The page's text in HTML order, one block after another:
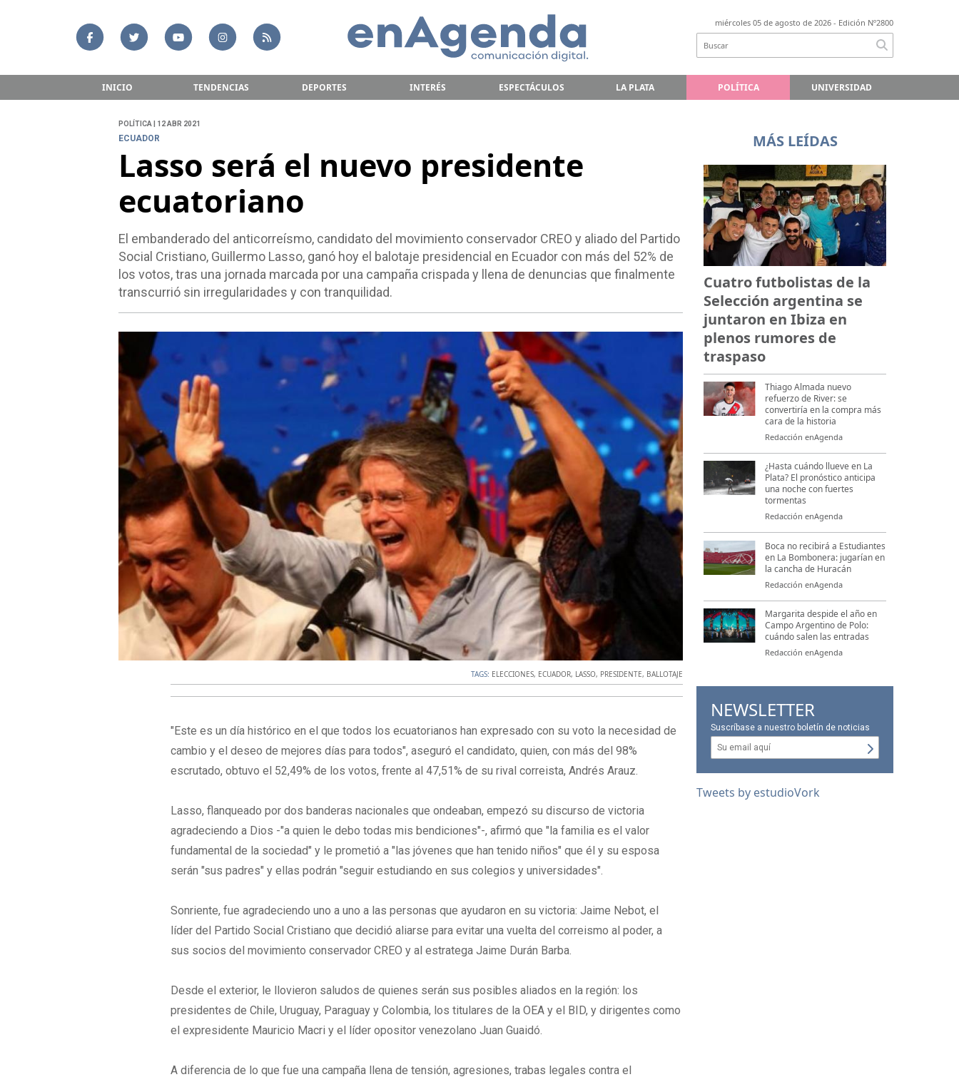
miércoles 05 de agosto de 2026 - Edición Nº2800
INICIO TENDENCIAS DEPORTES INTERÉS ESPECTÁCULOS LA PLATA POLÍTICA UNIVERSIDAD
POLÍTICA | 12 ABR 2021
ECUADOR
Lasso será el nuevo presidente
ecuatoriano
El embanderado del anticorreísmo, candidato del movimiento conservador CREO y aliado del Partido
Social Cristiano, Guillermo Lasso, ganó hoy el balotaje presidencial en Ecuador con más del 52% de
los votos, tras una jornada marcada por una campaña crispada y llena de denuncias que finalmente
transcurrió sin irregularidades y con tranquilidad.
TAGS: ELECCIONES, ECUADOR, LASSO, PRESIDENTE, BALLOTAJE
"Este es un día histórico en el que todos los ecuatorianos han expresado con su voto la necesidad de
cambio y el deseo de mejores días para todos", aseguró el candidato, quien, con más del 98%
escrutado, obtuvo el 52,49% de los votos, frente al 47,51% de su rival correista, Andrés Arauz.
Lasso, flanqueado por dos banderas nacionales que ondeaban, empezó su discurso de victoria
agradeciendo a Dios -"a quien le debo todas mis bendiciones"-, afirmó que "la familia es el valor
fundamental de la sociedad" y le prometió a "las jóvenes que han tenido niños" que él y su esposa
serán "sus padres" y ellas podrán "seguir estudiando en sus colegios y universidades".
Sonriente, fue agradeciendo uno a uno a las personas que ayudaron en su victoria: Jaime Nebot, el
líder del Partido Social Cristiano que decidió aliarse para evitar una vuelta del correismo al poder, a
sus socios del movimiento conservador CREO y al estratega Jaime Durán Barba.
Desde el exterior, le llovieron saludos de quienes serán sus posibles aliados en la región: los
presidentes de Chile, Uruguay, Paraguay y Colombia, los titulares de la OEA y el BID, y dirigentes como
el expresidente Mauricio Macri y el líder opositor venezolano Juan Guaidó.
A diferencia de lo que fue una campaña llena de tensión, agresiones, trabas legales contra el
MÁS LEÍDAS
Cuatro futbolistas de la
Selección argentina se
juntaron en Ibiza en
plenos rumores de
traspaso
Thiago Almada nuevo
refuerzo de River: se
convertiría en la compra más
cara de la historia
Redacción enAgenda
¿Hasta cuándo llueve en La
Plata? El pronóstico anticipa
una noche con fuertes
tormentas
Redacción enAgenda
Boca no recibirá a Estudiantes
en La Bombonera: jugarían en
la cancha de Huracán
Redacción enAgenda
Margarita despide el año en
Campo Argentino de Polo:
cuándo salen las entradas
Redacción enAgenda
NEWSLETTER
Suscríbase a nuestro boletín de noticias
Tweets by estudioVork